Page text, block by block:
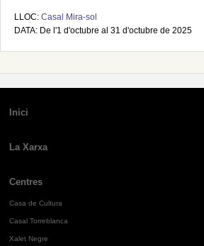
LLOC: Casal Mira-sol
DATA: De l'1 d'octubre al 31 d'octubre de 2025
Inici
La Xarxa
Centres
Casa de Cultura
Casal Torreblanca
Xalet Negre